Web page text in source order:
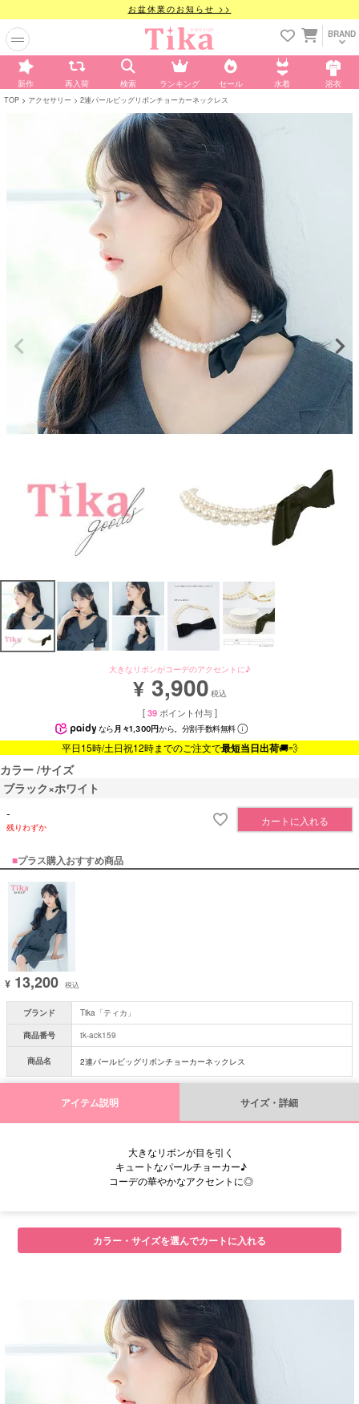
お盆休業のお知らせ >>
BRAND
新作 再入荷 検索 ランキング セール 水着 浴衣
TOP アクセサリー 2連パールビッグリボンチョーカーネックレス
大きなリボンがコーデのアクセントに♪
¥ 3,900 税込
[ 39 ポイント付与 ]
なら 月々1,300円から。分割手数料無料
平日15時/土日祝12時までのご注文で最短当日出荷🚚💨
カラー サイズ
ブラック×ホワイト
-
残りわずか
カートに入れる
■プラス購入おすすめ商品
¥ 13,200 税込
ブランド
Tika「ティカ」
商品番号
tk-ack159
商品名 2連パールビッグリボンチョーカーネックレス
アイテム説明 サイズ・詳細
大きなリボンが目を引く
キュートなパールチョーカー♪
コーデの華やかなアクセントに◎
カラー・サイズを選んでカートに入れる